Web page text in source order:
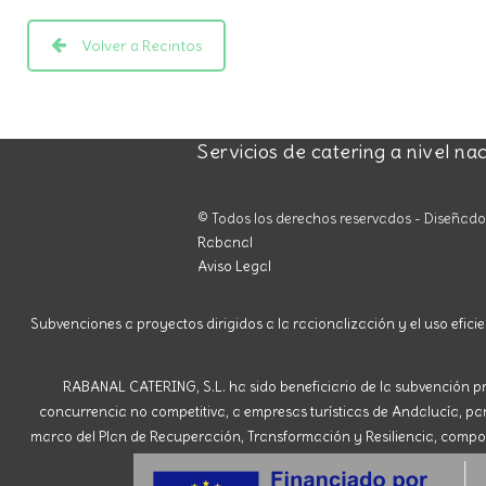
Volver a Recintos
Servicios de catering a nivel
© Todos los derechos reservados -
Rabanal
Aviso Legal
Subvenciones a proyectos dirigidos a la racionalización y el uso
RABANAL CATERING, S.L. ha sido beneficiario de la
concurrencia no competitiva, a empresas turísticas de Andalucía,
marco del Plan de Recuperación, Transformación y Resiliencia,